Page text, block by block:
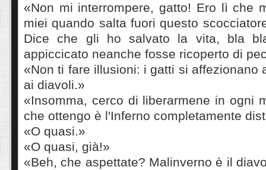
«Non mi interrompere, gatto! Ero lì che
miei quando salta fuori questo
Dice che gli ho salvato la vita, bla
appiccicato neanche fosse ricoperto di
«Non ti fare illusioni: i gatti si affezionano
ai diavoli.»
«Insomma, cerco di liberarmene in ogni
che ottengo è l'Inferno completamente
«O quasi.»
«O quasi, già!»
«Beh, che aspettate? Malinverno è il